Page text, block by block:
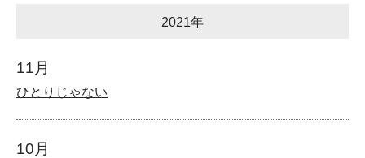
2021年
11月
ひとりじゃない
10月